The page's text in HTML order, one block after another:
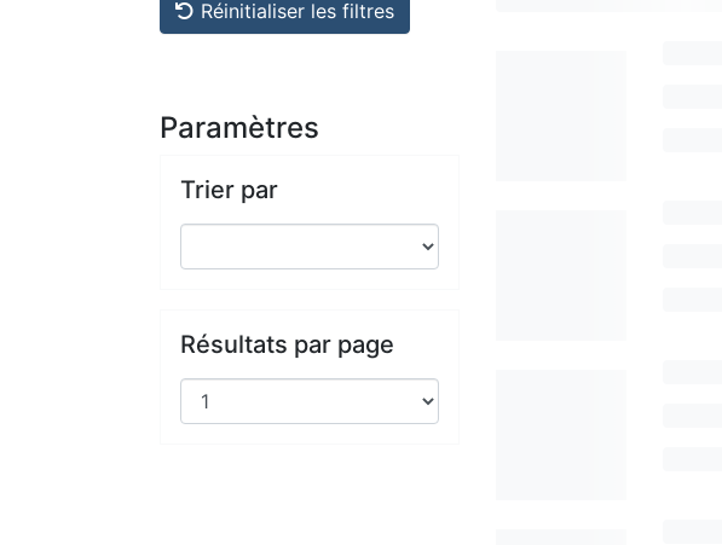
Réinitialiser les filtres
Paramètres
Trier par
Résultats par page